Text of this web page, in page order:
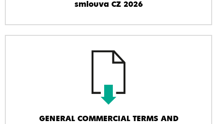
smlouva CZ 2026
GENERAL COMMERCIAL TERMS AND